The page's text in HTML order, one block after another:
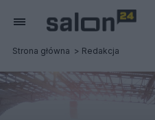
Strona główna Redakcja